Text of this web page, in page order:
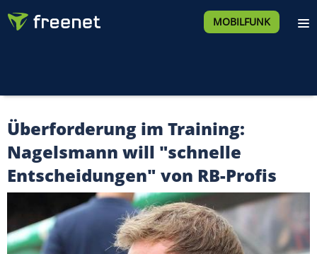
MOBILFUNK
Überforderung im Training:
Nagelsmann will "schnelle
Entscheidungen" von RB-Profis